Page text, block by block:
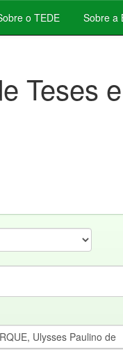
o TEDE Sobre a
Teses